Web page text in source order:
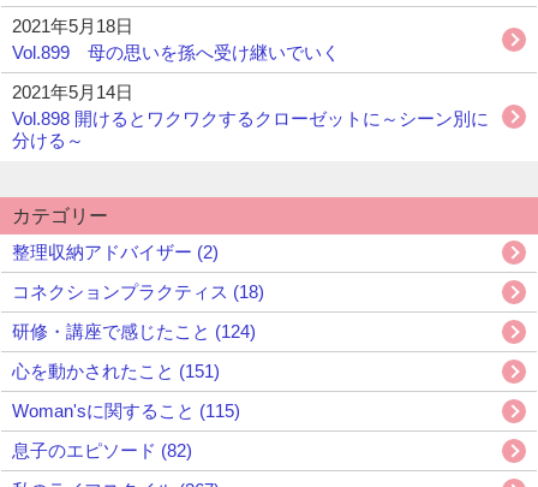
2021年5月18日
Vol.899 母の思いを孫へ受け継いでいく
2021年5月14日
Vol.898 開けるとワクワクするクローゼットに～シーン別に
分ける～
カテゴリー
整理収納アドバイザー (2)
コネクションプラクティス (18)
研修・講座で感じたこと (124)
心を動かされたこと (151)
Woman'sに関すること (115)
息子のエピソード (82)